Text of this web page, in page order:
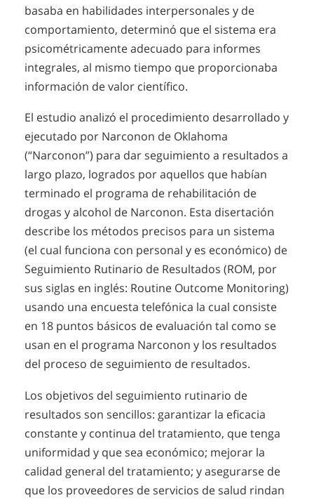
basaba en habilidades interpersonales y de
comportamiento, determinó que el sistema era
psicométricamente adecuado para informes
integrales, al mismo tiempo que proporcionaba
información de valor científico.
El estudio analizó el procedimiento desarrollado y
ejecutado por Narconon de Oklahoma
(“Narconon”) para dar seguimiento a resultados a
largo plazo, logrados por aquellos que habían
terminado el programa de rehabilitación de
drogas y alcohol de Narconon. Esta disertación
describe los métodos precisos para un sistema
(el cual funciona con personal y es económico) de
Seguimiento Rutinario de Resultados (ROM, por
sus siglas en inglés: Routine Outcome Monitoring)
usando una encuesta telefónica la cual consiste
en 18 puntos básicos de evaluación tal como se
usan en el programa Narconon y los resultados
del proceso de seguimiento de resultados.
Los objetivos del seguimiento rutinario de
resultados son sencillos: garantizar la eficacia
constante y continua del tratamiento, que tenga
uniformidad y que sea económico; mejorar la
calidad general del tratamiento; y asegurarse de
que los proveedores de servicios de salud rindan